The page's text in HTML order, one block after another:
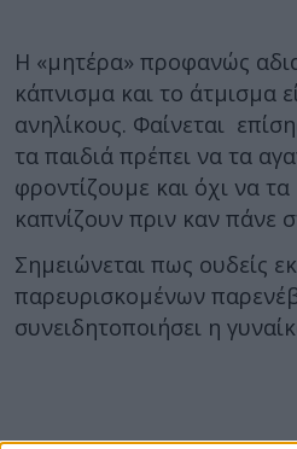
Η «μητέρα» προφανώς
κάπνισμα και το άτμισμα
ανηλίκους. Φαίνεται
τα παιδιά πρέπει να τα
φροντίζουμε και όχι να
καπνίζουν πριν καν πάνε
Σημειώνεται πως ουδείς
παρευρισκομένων
συνειδητοποιήσει η